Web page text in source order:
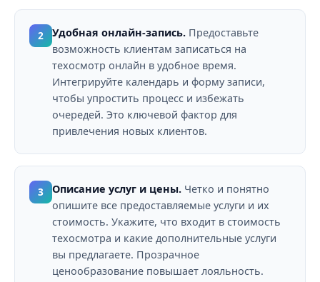
2 Удобная онлайн-запись. Предоставьте
возможность клиентам записаться на
техосмотр онлайн в удобное время.
Интегрируйте календарь и форму записи,
чтобы упростить процесс и избежать
очередей. Это ключевой фактор для
привлечения новых клиентов.
3 Описание услуг и цены. Четко и понятно
опишите все предоставляемые услуги и их
стоимость. Укажите, что входит в стоимость
техосмотра и какие дополнительные услуги
вы предлагаете. Прозрачное
ценообразование повышает лояльность.